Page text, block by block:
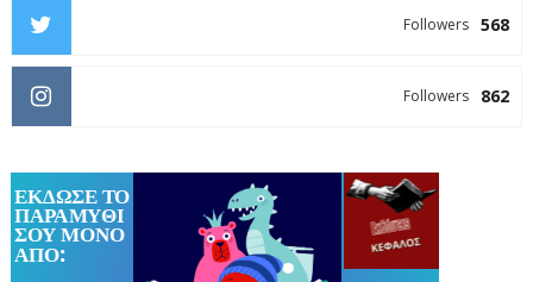
568
Followers
862
Followers